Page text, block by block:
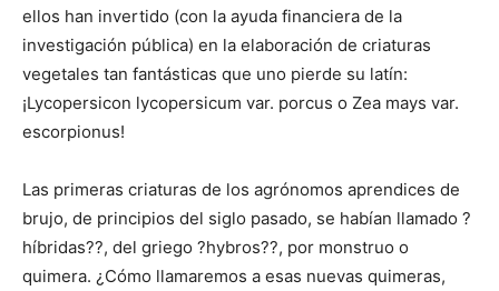
ellos han invertido (con la ayuda financiera de la
investigación pública) en la elaboración de criaturas
vegetales tan fantásticas que uno pierde su latín:
¡Lycopersicon lycopersicum var. porcus o Zea mays var.
escorpionus!
Las primeras criaturas de los agrónomos aprendices de
brujo, de principios del siglo pasado, se habían llamado ?
híbridas??, del griego ?hybros??, por monstruo o
quimera. ¿Cómo llamaremos a esas nuevas quimeras,